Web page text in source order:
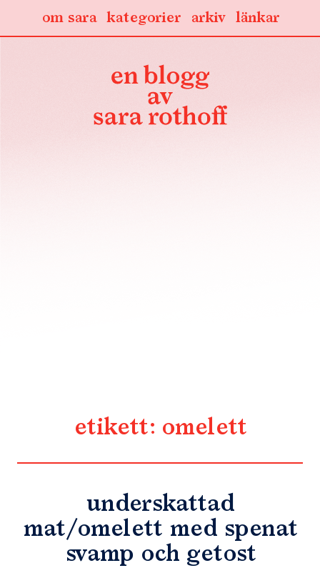
länkar
arkiv
kategorier
om sara
etikett: omelett
underskattad
mat/omelett med spenat
svamp och getost